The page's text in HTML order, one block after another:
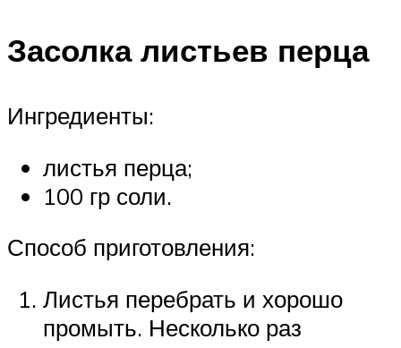
Засолка листьев перца
Ингредиенты:
листья перца;
100 гр соли.
Способ приготовления:
Листья перебрать и хорошо
промыть. Несколько раз